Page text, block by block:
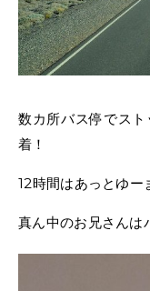
数カ所バス停でス
着！
12時間はあっとゆー
真ん中のお兄さんは